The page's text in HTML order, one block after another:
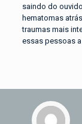
saindo do
hematomas
traumas mais
essas pessoas